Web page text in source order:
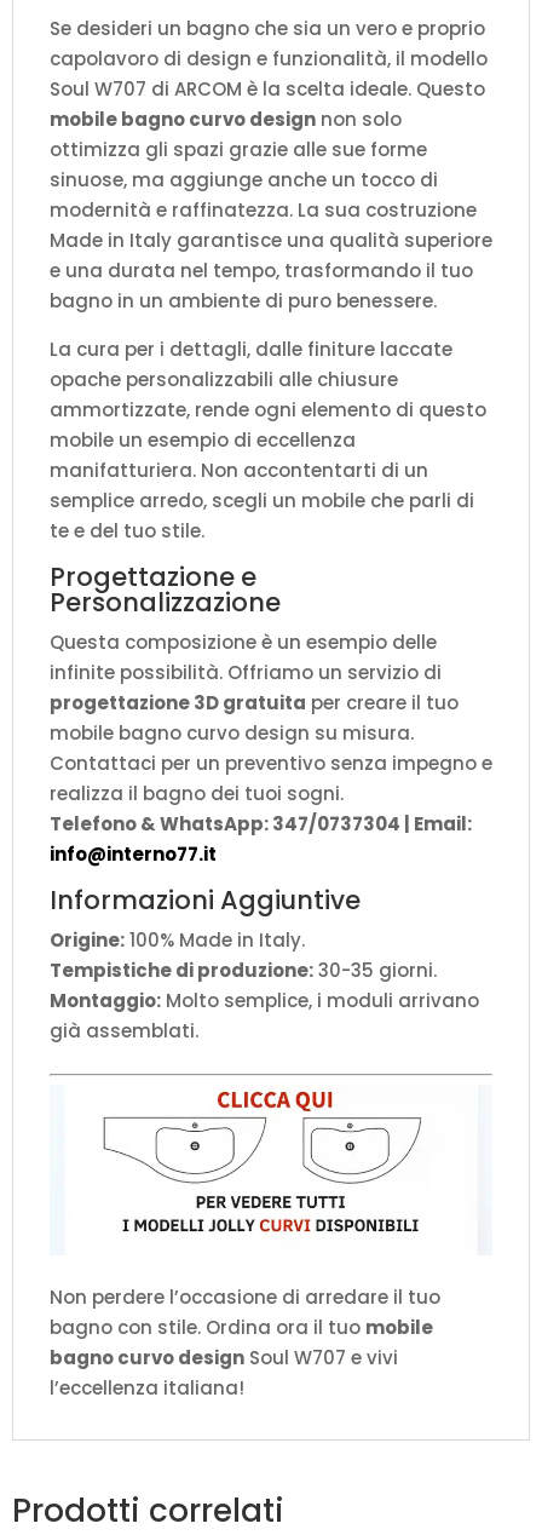
Se desideri un bagno che sia un vero e proprio
capolavoro di design e funzionalità, il modello
Soul W707 di ARCOM è la scelta ideale. Questo
mobile bagno curvo design non solo
ottimizza gli spazi grazie alle sue forme
sinuose, ma aggiunge anche un tocco di
modernità e raffinatezza. La sua costruzione
Made in Italy garantisce una qualità superiore
e una durata nel tempo, trasformando il tuo
bagno in un ambiente di puro benessere.
La cura per i dettagli, dalle finiture laccate
opache personalizzabili alle chiusure
ammortizzate, rende ogni elemento di questo
mobile un esempio di eccellenza
manifatturiera. Non accontentarti di un
semplice arredo, scegli un mobile che parli di
te e del tuo stile.
Progettazione e
Personalizzazione
Questa composizione è un esempio delle
infinite possibilità. Offriamo un servizio di
progettazione 3D gratuita per creare il tuo
mobile bagno curvo design su misura.
Contattaci per un preventivo senza impegno e
realizza il bagno dei tuoi sogni.
Telefono & WhatsApp: 347/0737304 | Email:
info@interno77.it
Informazioni Aggiuntive
Origine:100% Made in Italy.
Tempistiche di produzione:30-35 giorni.
Montaggio: Molto semplice, i moduli arrivano
già assemblati.
Non perdere l’occasione di arredare il tuo
bagno con stile. Ordina ora il tuo mobile
bagno curvo design Soul W707 e vivi
l’eccellenza italiana!
Prodotti correlati